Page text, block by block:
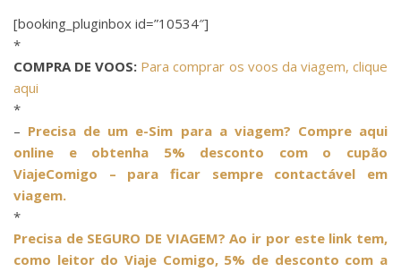
[booking_pluginbox id=”10534″]
*
COMPRA DE VOOS: Para comprar os voos da viagem, clique
aqui
*
– Precisa de um e-Sim para a viagem? Compre aqui
online e obtenha 5% desconto com o cupão
ViajeComigo – para ficar sempre contactável em
viagem.
*
Precisa de SEGURO DE VIAGEM? Ao ir por este link tem,
como leitor do Viaje Comigo, 5% de desconto com a